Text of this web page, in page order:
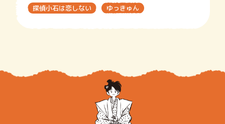
探偵小石は恋しない
ゆっきゅん